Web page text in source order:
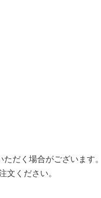
だく場合がございます。
ください。